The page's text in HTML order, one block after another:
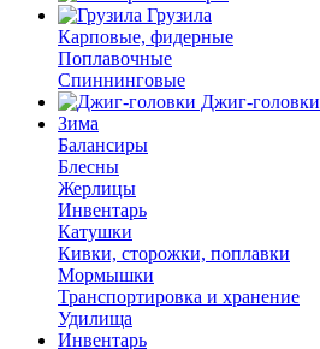
Грузила
Карповые, фидерные
Поплавочные
Спиннинговые
Джиг-головки
Зима
Балансиры
Блесны
Жерлицы
Инвентарь
Катушки
Кивки, сторожки, поплавки
Мормышки
Транспортировка и хранение
Удилища
Инвентарь